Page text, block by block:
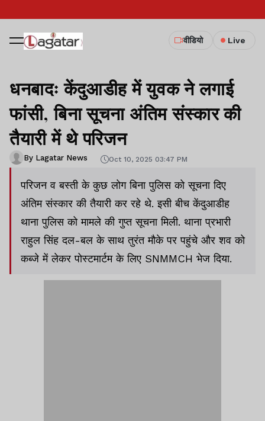
वीडियो Live
धनबादः केंदुआडीह में युवक ने लगाई
फांसी, बिना सूचना अंतिम संस्कार की
तैयारी में थे परिजन
By Lagatar News Oct 10, 2025 03:47 PM
परिजन व बस्ती के कुछ लोग बिना पुलिस को सूचना दिए
अंतिम संस्कार की तैयारी कर रहे थे. इसी बीच केंदुआडीह
थाना पुलिस को मामले की गुप्त सूचना मिली. थाना प्रभारी
राहुल सिंह दल-बल के साथ तुरंत मौके पर पहुंचे और शव को
कब्जे में लेकर पोस्टमार्टम के लिए SNMMCH भेज दिया.